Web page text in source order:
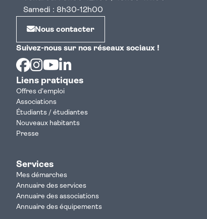
Samedi : 8h30-12h00
Nous contacter
Suivez-nous sur nos réseaux sociaux !
Facebook
Instagram
Youtube
Liens pratiques
Offres d'emploi
Associations
Étudiants / étudiantes
Nouveaux habitants
Presse
Services
Mes démarches
Annuaire des services
Annuaire des associations
Annuaire des équipements